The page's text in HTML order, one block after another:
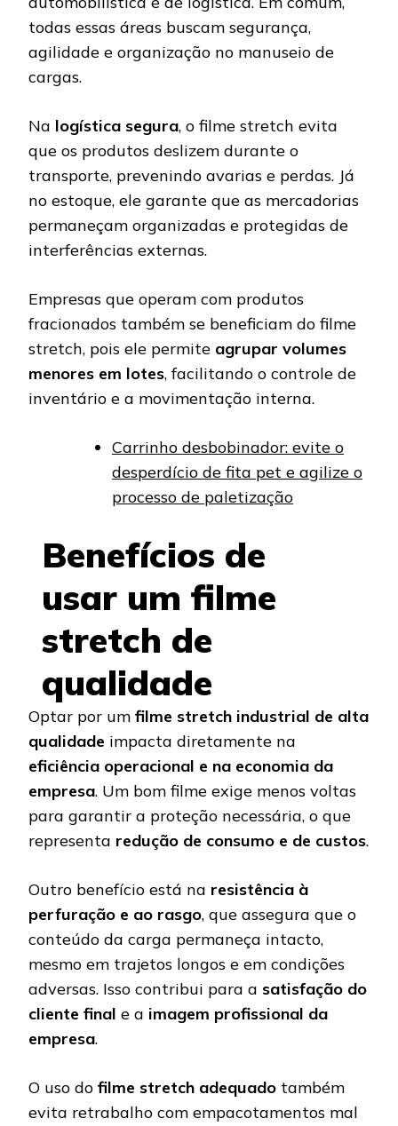
todas essas áreas buscam segurança,
agilidade e organização no manuseio de
cargas.
Na logística segura, o filme stretch evita
que os produtos deslizem durante o
transporte, prevenindo avarias e perdas. Já
no estoque, ele garante que as mercadorias
permaneçam organizadas e protegidas de
interferências externas.
Empresas que operam com produtos
fracionados também se beneficiam do filme
stretch, pois ele permite agrupar volumes
menores em lotes, facilitando o controle de
inventário e a movimentação interna.
Carrinho desbobinador: evite o
desperdício de fita pet e agilize o
processo de paletização
Benefícios de
usar um filme
stretch de
qualidade
Optar por um filme stretch industrial de alta
qualidade impacta diretamente na
eficiência operacional e na economia da
empresa. Um bom filme exige menos voltas
para garantir a proteção necessária, o que
representa redução de consumo e de custos.
Outro benefício está na resistência à
perfuração e ao rasgo, que assegura que o
conteúdo da carga permaneça intacto,
mesmo em trajetos longos e em condições
adversas. Isso contribui para a satisfação do
cliente final e a imagem profissional da
empresa.
O uso do filme stretch adequado também
evita retrabalho com empacotamentos mal